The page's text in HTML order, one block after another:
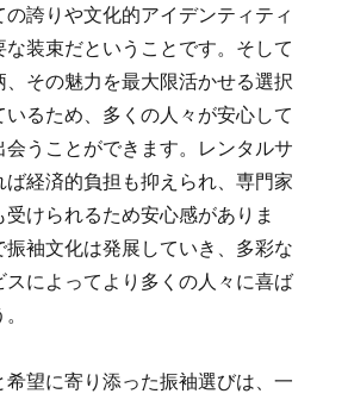
の誇りや文化的アイデンティティ
装束だということです。そして
その魅力を最大限活かせる選択
るため、多くの人々が安心して
うことができます。レンタルサ
経済的負担も抑えられ、専門家
けられるため安心感がありま
袖文化は発展していき、多彩な
スによってより多くの人々に喜ば
望に寄り添った振袖選びは、一